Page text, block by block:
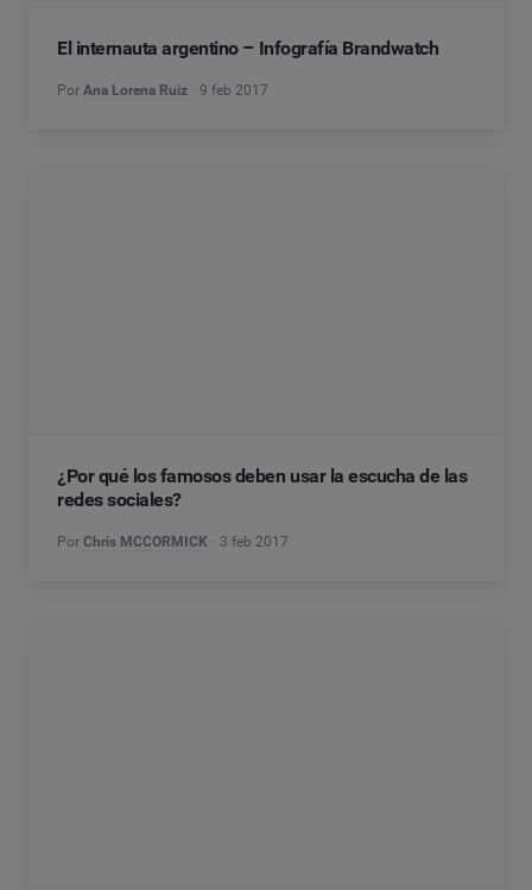
El internauta argentino – Infografía Brandwatch
Por Ana Lorena Ruiz 9 feb 2017
¿Por qué los famosos deben usar la escucha de las
redes sociales?
Por Chris MCCORMICK 3 feb 2017